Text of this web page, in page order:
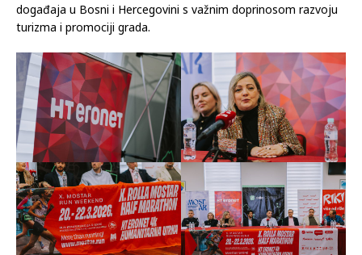
događaja u Bosni i Hercegovini s važnim doprinosom razvoju
turizma i promociji grada.